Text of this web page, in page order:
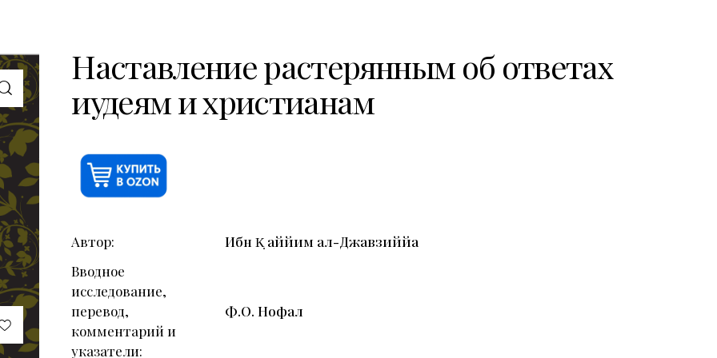
Наставление растерянным об ответах
иудеям и христианам
Автор
Ибн К̣ аййим ал-Джавзиййа
Вводное
исследование,
перевод,
комментарий и
указатели
Ф.О. Нофал